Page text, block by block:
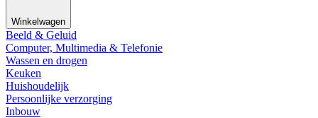
Winkelwagen
Beeld & Geluid
Computer, Multimedia & Telefonie
Wassen en drogen
Keuken
Huishoudelijk
Persoonlijke verzorging
Inbouw